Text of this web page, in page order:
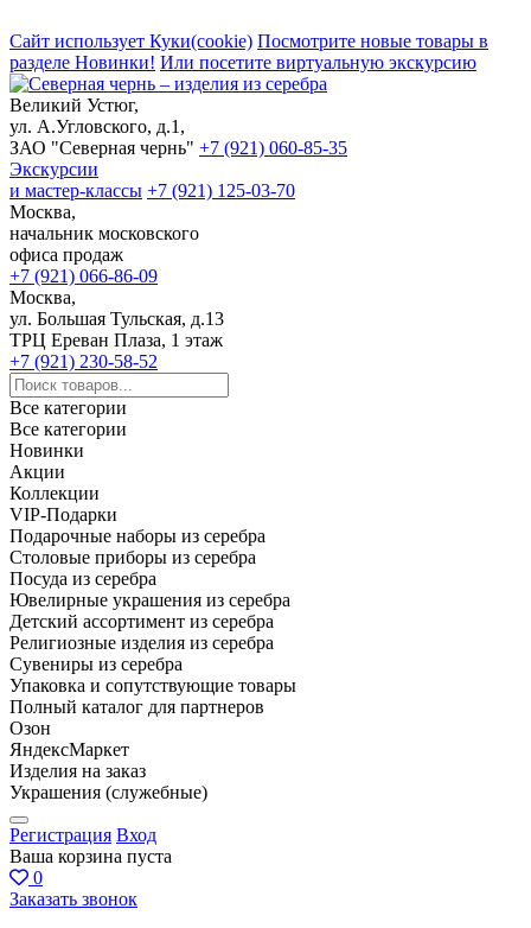
Сайт использует Куки(cookie) Посмотрите новые товары в
разделе Новинки! Или посетите виртуальную экскурсию
Великий Устюг,
ул. А.Угловского, д.1,
ЗАО "Северная чернь" +7 (921) 060-85-35
Экскурсии
и мастер-классы +7 (921) 125-03-70
Москва,
начальник московского
офиса продаж
+7 (921) 066-86-09
Москва,
ул. Большая Тульская, д.13
ТРЦ Ереван Плаза, 1 этаж
+7 (921) 230-58-52
Все категории
Все категории
Новинки
Акции
Коллекции
VIP-Подарки
Подарочные наборы из серебра
Столовые приборы из серебра
Посуда из серебра
Ювелирные украшения из серебра
Детский ассортимент из серебра
Религиозные изделия из серебра
Сувениры из серебра
Упаковка и сопутствующие товары
Полный каталог для партнеров
Озон
ЯндексМаркет
Изделия на заказ
Украшения (служебные)
Регистрация Вход
Ваша корзина пуста
0
Заказать звонок